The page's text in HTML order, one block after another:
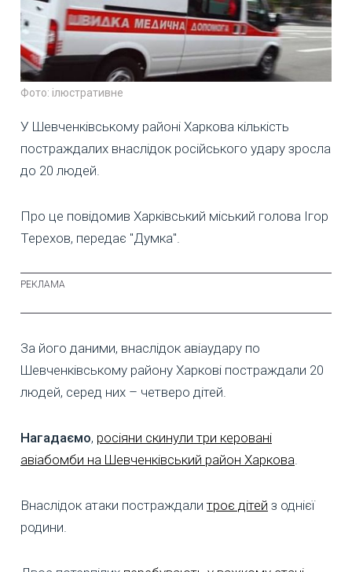
Фото: ілюстративне
У Шевченківському районі Харкова кількість
постраждалих внаслідок російського удару зросла
до 20 людей.
Про це повідомив Харківський міський голова Ігор
Терехов, передає "Думка".
За його даними, внаслідок авіаудару по
Шевченківському району Харкові постраждали 20
людей, серед них – четверо дітей.
Нагадаємо, росіяни скинули три керовані
авіабомби на Шевченківський район Харкова.
Внаслідок атаки постраждалитроє дітей з однієї
родини.